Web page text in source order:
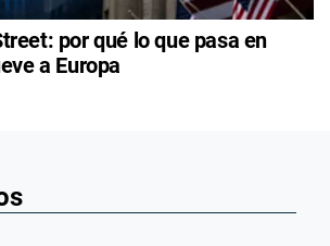
por qué lo que pasa en
a Europa